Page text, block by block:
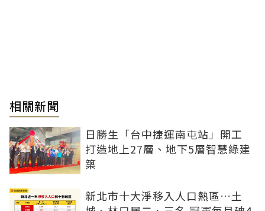
相關新聞
日勝生「台中捷運南屯站」開工
打造地上27層、地下5層智慧綠建
築
新北市十大淨移入人口熱區…土